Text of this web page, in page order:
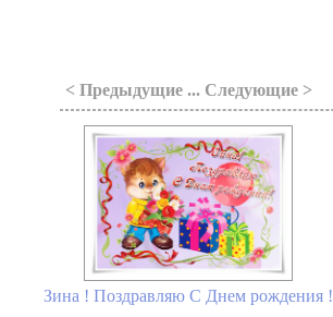
< Предыдущие ... Следующие >
Зина ! Поздравляю С Днем рождения !